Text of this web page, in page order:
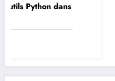
Production de
Salaires